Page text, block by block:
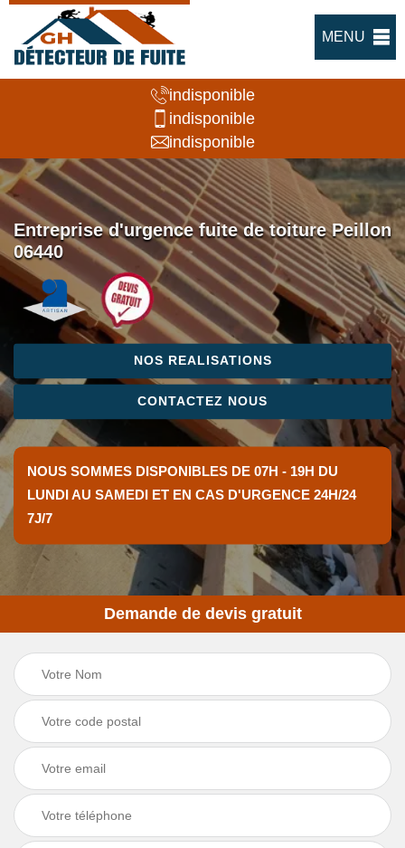
MENU
indisponible
indisponible
indisponible
Entreprise d'urgence fuite de toiture Peillon
06440
NOS REALISATIONS
CONTACTEZ NOUS
NOUS SOMMES DISPONIBLES DE 07H - 19H DU
LUNDI AU SAMEDI ET EN CAS D'URGENCE 24H/24
7J/7
Demande de devis gratuit